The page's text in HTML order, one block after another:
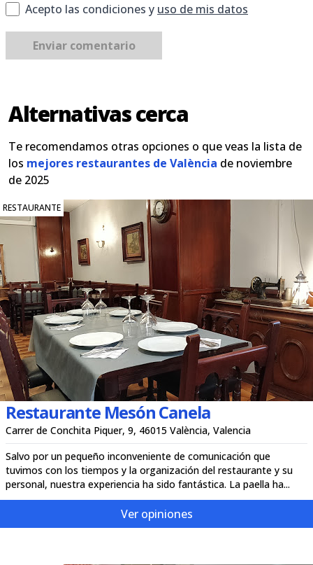
Acepto las condiciones y uso de mis datos
Enviar comentario
Alternativas cerca
Te recomendamos otras opciones o que veas la lista de
los mejores restaurantes de València de noviembre
de 2025
RESTAURANTE
Restaurante Mesón Canela
Carrer de Conchita Piquer, 9, 46015 València, Valencia
Salvo por un pequeño inconveniente de comunicación que
tuvimos con los tiempos y la organización del restaurante y su
personal, nuestra experiencia ha sido fantástica. La paella ha...
Ver opiniones